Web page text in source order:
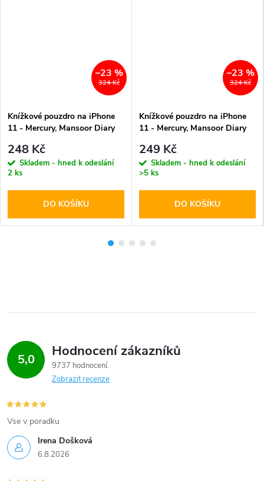
324 Kč
–23 %
Knížkové pouzdro na iPhone
11 - Mercury, Mansoor Diary
248 Kč
Skladem - hned k odeslání
2 ks
DO KOŠÍKU
324 Kč
–23 %
Knížkové pouzdro na iPhone
11 - Mercury, Mansoor Diary
249 Kč
Skladem - hned k odeslání
>5 ks
DO KOŠÍKU
5,0 Hodnocení zákazníků
9737 hodnocení
Zobrazit recenze
Irena Došková
6.8.2026
Vse v poradku